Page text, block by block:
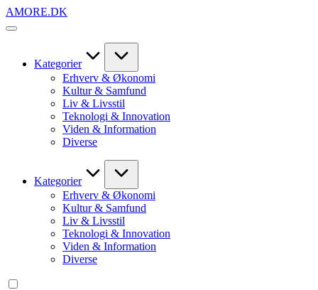
Skip
to
AMORE.DK
For
Kategorier
Erhverv & Økonomi
Kultur & Samfund
Liv & Livsstil
Teknologi & Innovation
Viden & Information
Diverse
Kategorier
Erhverv & Økonomi
Kultur & Samfund
Liv & Livsstil
Teknologi & Innovation
Viden & Information
Diverse